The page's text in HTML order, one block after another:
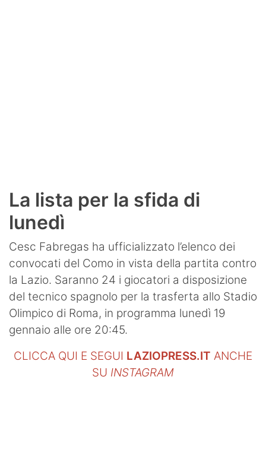
La lista per la sfida di
lunedì
Cesc Fabregas ha ufficializzato l’elenco dei
convocati del Como in vista della partita contro
la Lazio. Saranno 24 i giocatori a disposizione
del tecnico spagnolo per la trasferta allo Stadio
Olimpico di Roma, in programma lunedì 19
gennaio alle ore 20:45.
CLICCA QUI E SEGUI LAZIOPRESS.IT ANCHE
SU INSTAGRAM